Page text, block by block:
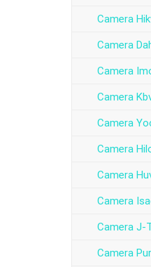
Camera
Camera
Camera
Camera
Camera
Camera
Camera
Camera
Camera J-
Camera